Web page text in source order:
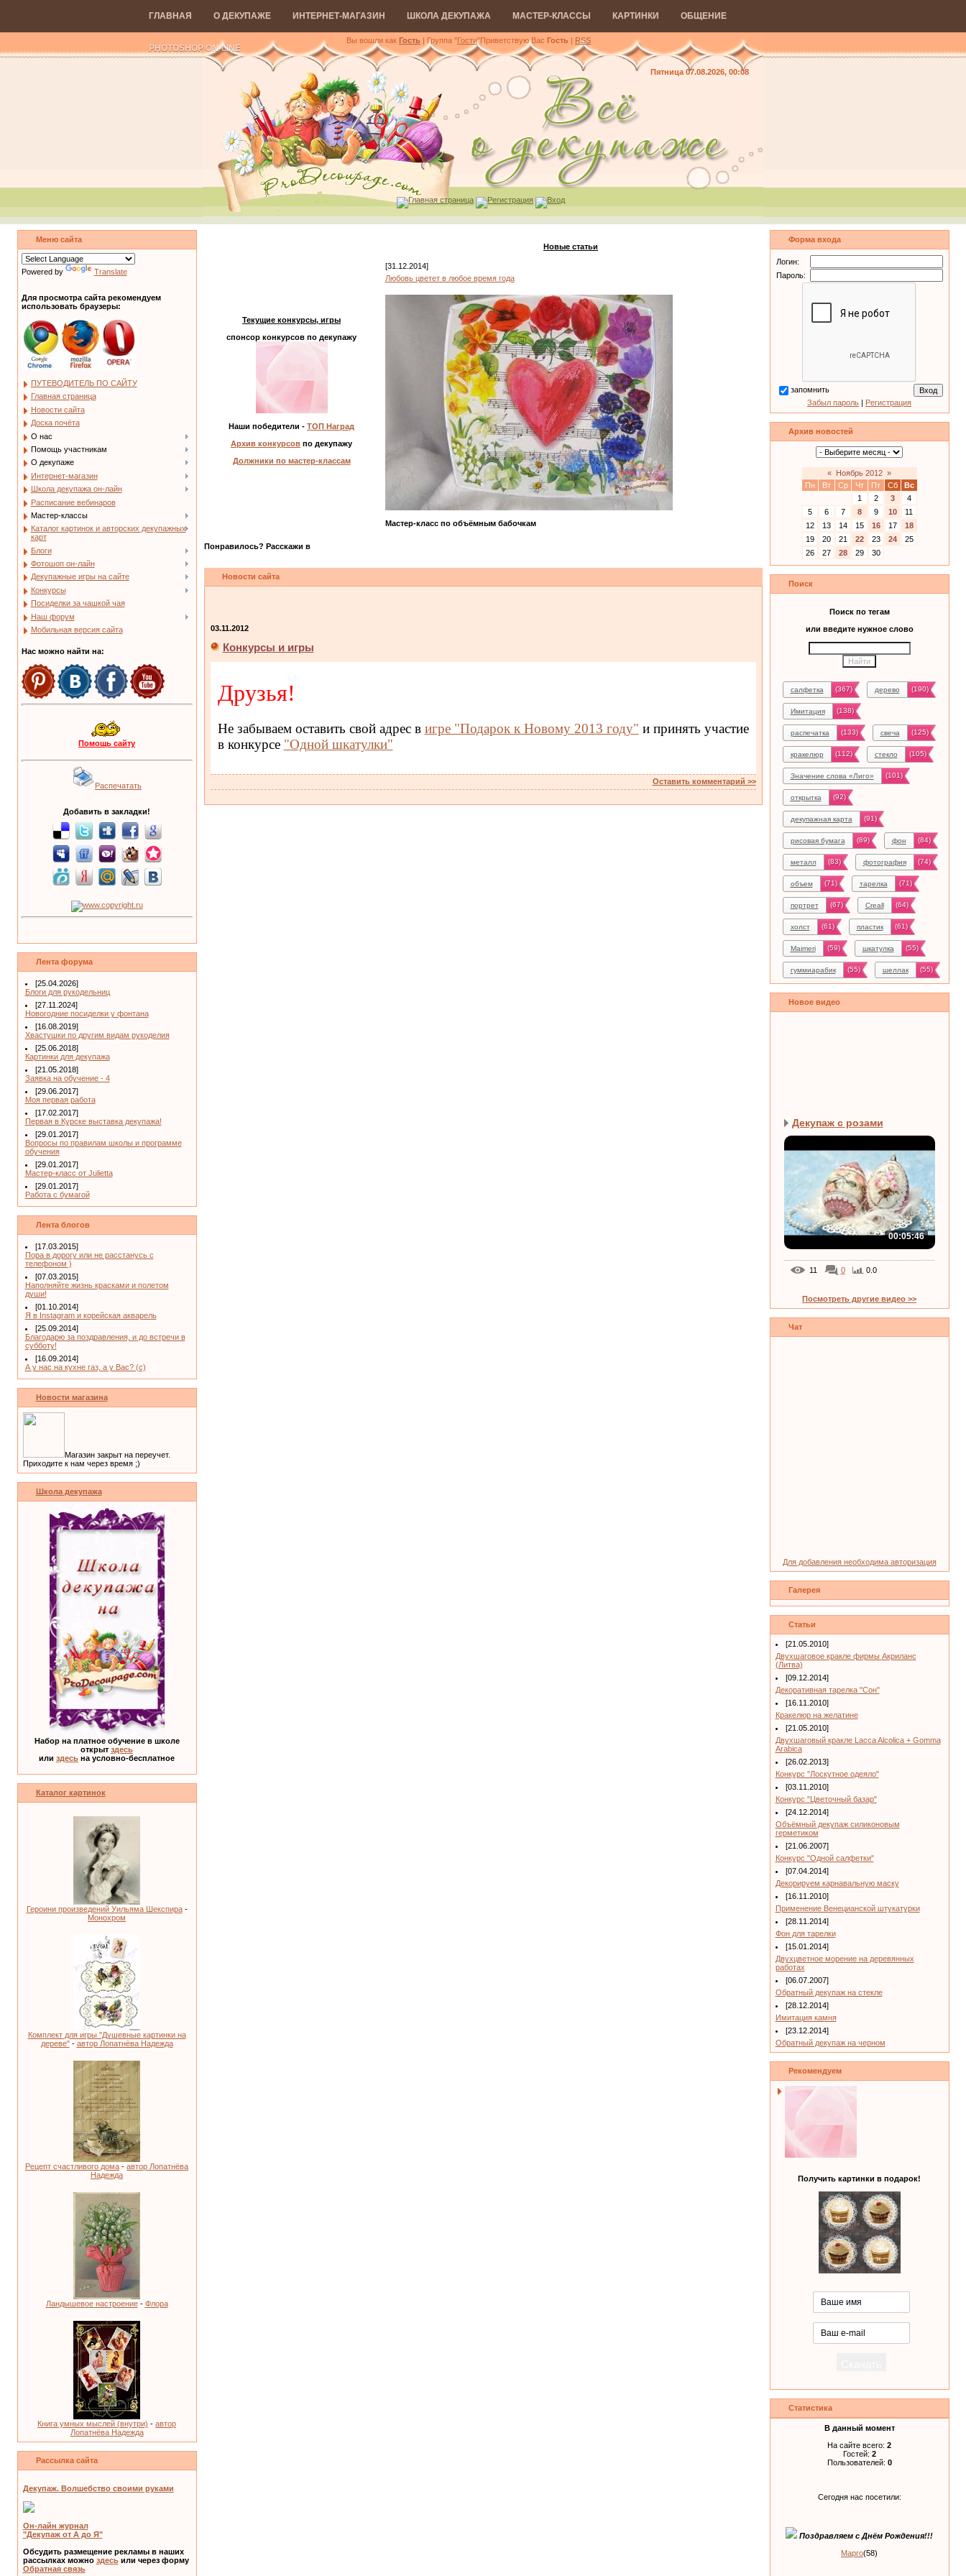
ГЛАВНАЯ О ДЕКУПАЖЕ ИНТЕРНЕТ-МАГАЗИН ШКОЛА ДЕКУПАЖА МАСТЕР-КЛАССЫ КАРТИНКИ ОБЩЕНИЕ
PHOTOSHOP ON-LINE
Вы вошли как Гость | Группа "Гости"Приветствую Вас Гость | RSS
Пятница 07.08.2026, 00:08
Главная страница Регистрация Вход
Меню сайта
Powered by Translate
Для просмотра сайта рекомендуем
использовать браузеры:
ПУТЕВОДИТЕЛЬ ПО САЙТУ
Главная страница
Новости сайта
Доска почёта
О нас
Помощь участникам
О декупаже
Интернет-магазин
Школа декупажа он-лайн
Расписание вебинаров
Мастер-классы
Каталог картинок и авторских декупажных
карт
Блоги
Фотошоп он-лайн
Декупажные игры на сайте
Конкурсы
Посиделки за чашкой чая
Наш форум
Мобильная версия сайта
Нас можно найти на:
Помощь сайту
Распечатать
Добавить в закладки!
Лента форума
[25.04.2026]
Блоги для рукодельниц
[27.11.2024]
Новогодние посиделки у фонтана
[16.08.2019]
Хвастушки по другим видам рукоделия
[25.06.2018]
Картинки для декупажа
[21.05.2018]
Заявка на обучение - 4
[29.06.2017]
Моя первая работа
[17.02.2017]
Первая в Курске выставка декупажа!
[29.01.2017]
Вопросы по правилам школы и программе
обучения
[29.01.2017]
Мастер-класс от Julietta
[29.01.2017]
Работа с бумагой
Лента блогов
[17.03.2015]
Пора в дорогу или не расстанусь с
телефоном )
[07.03.2015]
Наполняйте жизнь красками и полетом
души!
[01.10.2014]
Я в Instagram и корейская акварель
[25.09.2014]
Благодарю за поздравления, и до встречи в
субботу!
[16.09.2014]
А у нас на кухне газ, а у Вас? (с)
Новости магазина
Магазин закрыт на переучет.
Приходите к нам через время ;)
Школа декупажа
Набор на платное обучение в школе
открыт здесь
или здесь на условно-бесплатное
Каталог картинок
Героини произведений Уильяма Шекспира-
Монохром
Комплект для игры "Душевные картинки на
дереве"- автор Лопатнёва Надежда
Рецепт счастливого дома - автор Лопатнёва
Надежда
Ландышевое настроение- Флора
Книга умных мыслей (внутри) - автор
Лопатнёва Надежда
Рассылка сайта
Декупаж. Волшебство своими руками
Он-лайн журнал
"Декупаж от А до Я"
Обсудить размещение рекламы в наших
рассылках можно здесьили через форму
Обратная связь
Текущие конкурсы, игры
спонсор конкурсов по декупажу
Наши победители - ТОП Наград
Архив конкурсов по декупажу
Должники по мастер-классам
Новые статьи
[31.12.2014]
Любовь цветет в любое время года
Мастер-класс по объёмным бабочкам
Понравилось? Расскажи в
Новости сайта
03.11.2012
Конкурсы и игры
Друзья!
Не забываем оставить свой адрес в игре "Подарок к Новому 2013 году" и принять участие
в конкурсе "Одной шкатулки"
Оставить комментарий >>
Форма входа
Логин:
Пароль:
запомнить
Забыл пароль | Регистрация
Архив новостей
« Ноябрь 2012 »
Пн
Вт Ср Чт Пт Сб
Вс
1
2 3
4
5
6 7 8 9 10
11
12
13 14 15 16 17
18
19
20 21 22 23 24
25
26
27 28 29 30
Поиск
Поиск по тегам
или введите нужное слово
салфетка (367) дерево (190)
Имитация (138)
распечатка (133) свеча (125)
кракелюр (112) стекло (105)
Значение слова «Лиго» (101)
открытка (92)
декупажная карта (91)
рисовая бумага (89) фон (84)
металл (83) фотография (74)
объем (71) тарелка (71)
портрет (67) Creall (64)
холст (61) пластик (61)
Maimeri (59) шкатулка (55)
гуммиарабик (55) шеллак (55)
Новое видео
Декупаж с розами
00:05:46
11 0 0.0
Посмотреть другие видео >>
Чат
Для добавления необходима авторизация
Галерея
Статьи
[21.05.2010]
Двухшаговое кракле фирмы Акриланс
(Литва)
[09.12.2014]
Декоративная тарелка "Сон"
[16.11.2010]
Кракелюр на желатине
[21.05.2010]
Двухшаговый кракле Lacca Alcolica + Gomma
Arabica
[26.02.2013]
Конкурс "Лоскутное одеяло"
[03.11.2010]
Конкурс "Цветочный базар"
[24.12.2014]
Объёмный декупаж силиконовым
герметиком
[21.06.2007]
Конкурс "Одной салфетки"
[07.04.2014]
Декорируем карнавальную маску
[16.11.2010]
Применение Венецианской штукатурки
[28.11.2014]
Фон для тарелки
[15.01.2014]
Двухцветное морение на деревянных
работах
[06.07.2007]
Обратный декупаж на стекле
[28.12.2014]
Имитация камня
[23.12.2014]
Обратный декупаж на черном
Рекомендуем
Получить картинки в подарок!
Статистика
В данный момент
На сайте всего: 2
Гостей: 2
Пользователей: 0
Сегодня нас посетили:
Поздравляем с Днём Рождения!!!
Марго(58)